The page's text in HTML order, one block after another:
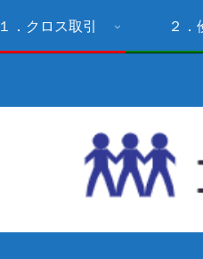
１．クロス取引 ２．